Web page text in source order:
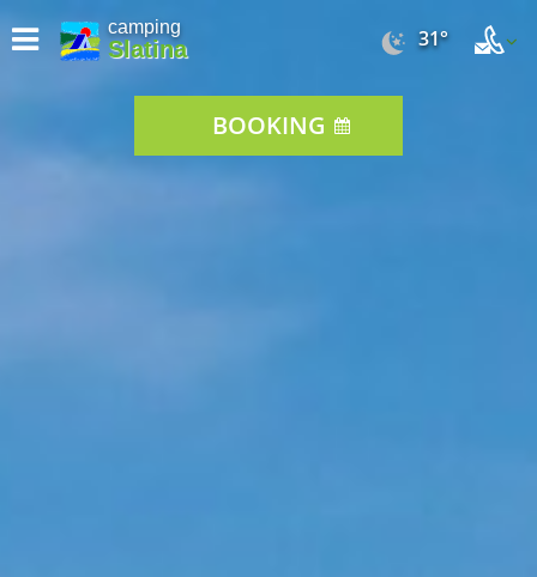
camping
Slatina 31°
BOOKING